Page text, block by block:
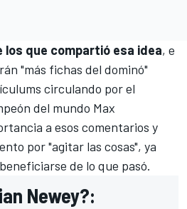
los que compartió esa idea, e
"más fichas del dominó"
circulando por el
del mundo Max
a esos comentarios y
por "agitar las cosas", ya
de lo que pasó.
Newey?: